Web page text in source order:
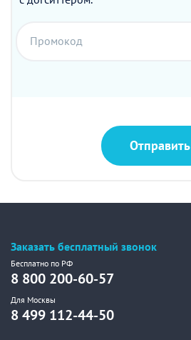
Промокод
Отправить
Заказать бесплатный звонок
Бесплатно по РФ
8 800 200-60-57
Для Москвы
8 499 112-44-50